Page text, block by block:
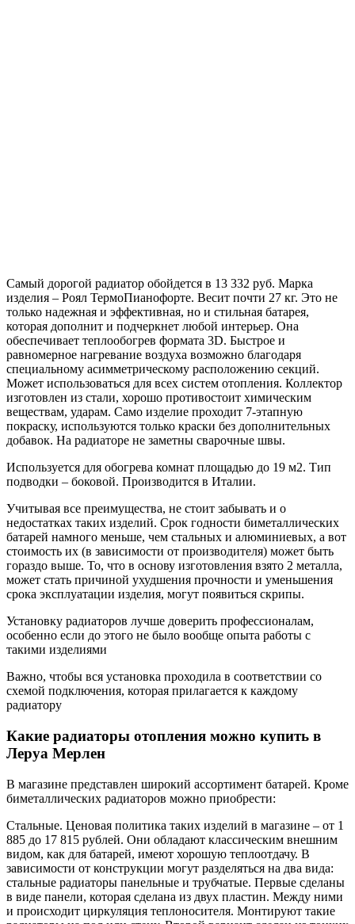
Самый дорогой радиатор обойдется в 13 332 руб. Марка
изделия – Роял ТермоПианофорте. Весит почти 27 кг. Это не
только надежная и эффективная, но и стильная батарея,
которая дополнит и подчеркнет любой интерьер. Она
обеспечивает теплообогрев формата 3D. Быстрое и
равномерное нагревание воздуха возможно благодаря
специальному асимметрическому расположению секций.
Может использоваться для всех систем отопления. Коллектор
изготовлен из стали, хорошо противостоит химическим
веществам, ударам. Само изделие проходит 7-этапную
покраску, используются только краски без дополнительных
добавок. На радиаторе не заметны сварочные швы.
Используется для обогрева комнат площадью до 19 м2. Тип
подводки – боковой. Производится в Италии.
Учитывая все преимущества, не стоит забывать и о
недостатках таких изделий. Срок годности биметаллических
батарей намного меньше, чем стальных и алюминиевых, а вот
стоимость их (в зависимости от производителя) может быть
гораздо выше. То, что в основу изготовления взято 2 металла,
может стать причиной ухудшения прочности и уменьшения
срока эксплуатации изделия, могут появиться скрипы.
Установку радиаторов лучше доверить профессионалам,
особенно если до этого не было вообще опыта работы с
такими изделиями
Важно, чтобы вся установка проходила в соответствии со
схемой подключения, которая прилагается к каждому
радиатору
Какие радиаторы отопления можно купить в
Леруа Мерлен
В магазине представлен широкий ассортимент батарей. Кроме
биметаллических радиаторов можно приобрести:
Стальные. Ценовая политика таких изделий в магазине – от 1
885 до 17 815 рублей. Они обладают классическим внешним
видом, как для батарей, имеют хорошую теплоотдачу. В
зависимости от конструкции могут разделяться на два вида:
стальные радиаторы панельные и трубчатые. Первые сделаны
в виде панели, которая сделана из двух пластин. Между ними
и происходит циркуляция теплоносителя. Монтируют такие